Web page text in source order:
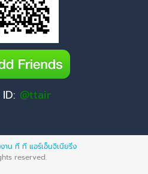
@ttair
งาน ที ที แอร์เอ็นจิเนียริ่ง
reserved.